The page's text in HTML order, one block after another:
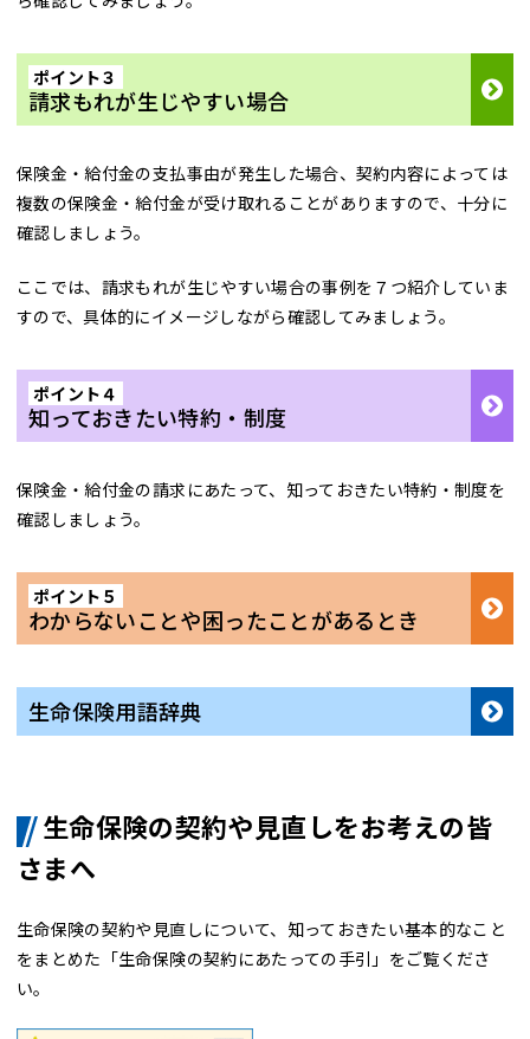
ポイント３
請求もれが生じやすい場合
保険金・給付金の支払事由が発生した場合、契約内容によっては
複数の保険金・給付金が受け取れることがありますので、十分に
確認しましょう。
ここでは、請求もれが生じやすい場合の事例を７つ紹介していま
すので、具体的にイメージしながら確認してみましょう。
ポイント４
知っておきたい特約・制度
保険金・給付金の請求にあたって、知っておきたい特約・制度を
確認しましょう。
ポイント５
わからないことや困ったことがあるとき
生命保険用語辞典
生命保険の契約や見直しをお考えの皆
さまへ
生命保険の契約や見直しについて、知っておきたい基本的なこと
をまとめた「生命保険の契約にあたっての手引 」をご覧くださ
い。